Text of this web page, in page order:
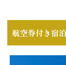
航空券付き宿